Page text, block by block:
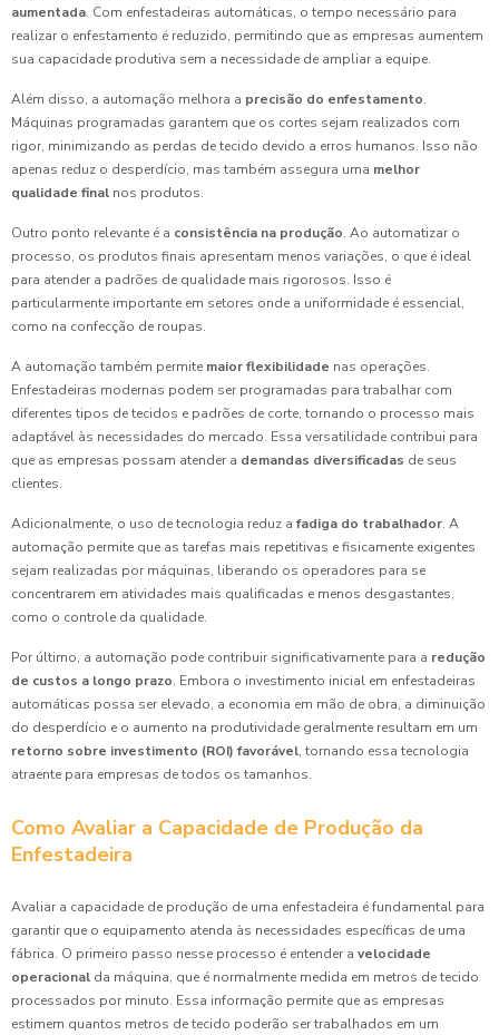
aumentada. Com enfestadeiras automáticas, o tempo necessário para
realizar o enfestamento é reduzido, permitindo que as empresas aumentem
sua capacidade produtiva sem a necessidade de ampliar a equipe.
Além disso, a automação melhora a precisão do enfestamento.
Máquinas programadas garantem que os cortes sejam realizados com
rigor, minimizando as perdas de tecido devido a erros humanos. Isso não
apenas reduz o desperdício, mas também assegura uma melhor
qualidade final nos produtos.
Outro ponto relevante é a consistência na produção. Ao automatizar o
processo, os produtos finais apresentam menos variações, o que é ideal
para atender a padrões de qualidade mais rigorosos. Isso é
particularmente importante em setores onde a uniformidade é essencial,
como na confecção de roupas.
A automação também permite maior flexibilidade nas operações.
Enfestadeiras modernas podem ser programadas para trabalhar com
diferentes tipos de tecidos e padrões de corte, tornando o processo mais
adaptável às necessidades do mercado. Essa versatilidade contribui para
que as empresas possam atender a demandas diversificadas de seus
clientes.
Adicionalmente, o uso de tecnologia reduz a fadiga do trabalhador. A
automação permite que as tarefas mais repetitivas e fisicamente exigentes
sejam realizadas por máquinas, liberando os operadores para se
concentrarem em atividades mais qualificadas e menos desgastantes,
como o controle da qualidade.
Por último, a automação pode contribuir significativamente para a redução
de custos a longo prazo. Embora o investimento inicial em enfestadeiras
automáticas possa ser elevado, a economia em mão de obra, a diminuição
do desperdício e o aumento na produtividade geralmente resultam em um
retorno sobre investimento (ROI) favorável, tornando essa tecnologia
atraente para empresas de todos os tamanhos.
Como Avaliar a Capacidade de Produção da
Enfestadeira
Avaliar a capacidade de produção de uma enfestadeira é fundamental para
garantir que o equipamento atenda às necessidades específicas de uma
fábrica. O primeiro passo nesse processo é entender a velocidade
operacional da máquina, que é normalmente medida em metros de tecido
processados por minuto. Essa informação permite que as empresas
estimem quantos metros de tecido poderão ser trabalhados em um